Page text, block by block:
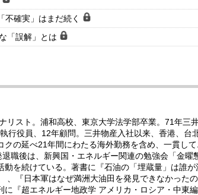
不確実」はまだ続く
「誤解」とは
リスト。浦和高校、東京大学法学部卒業。71年三井
行役員、12年顧問。三井物産入社以来、香港、台
クの延べ21年間にわたる海外勤務を含め、一貫し
職後は、新興国・エネルギー関連の勉強会「金曜
を続けている。著書に『石油の「埋蔵量」は誰
『日本軍はなぜ満洲大油田を発見できなかったの
に『超エネルギー地政学 アメリカ・ロシア・中東